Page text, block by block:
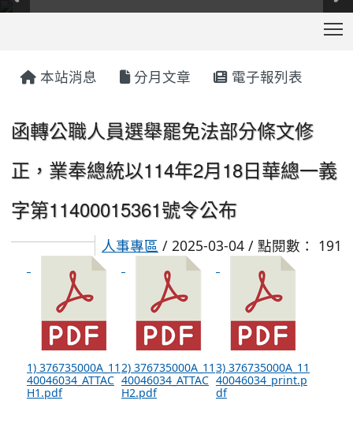
本站消息 分月文章 電子報列表
函轉公職人員選舉罷免法部分條文修
正，業奉總統以114年2月18日華總一義
字第11400015361號令公布
人事專區 / 2025-03-04 / 點閱數： 191
1) 376735000A_11
40046034_ATTAC
H1.pdf
2) 376735000A_11
40046034_ATTAC
H2.pdf
3) 376735000A_11
40046034_print.p
df